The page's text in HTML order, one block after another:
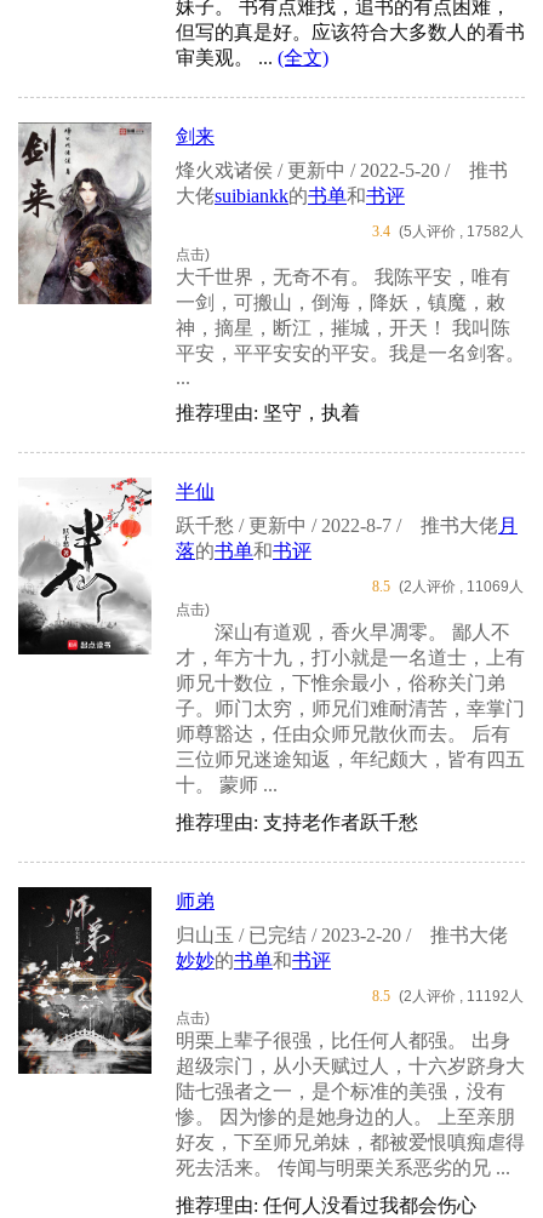
妹子。 书有点难找，追书的有点困难，
但写的真是好。应该符合大多数人的看书
审美观。 ... (全文)
剑来
烽火戏诸侯 / 更新中 / 2022-5-20 /
推书
大佬suibiankk的书单和书评
3.4 (5人评价 , 17582人
点击)
大千世界，无奇不有。 我陈平安，唯有
一剑，可搬山，倒海，降妖，镇魔，敕
神，摘星，断江，摧城，开天！ 我叫陈
平安，平平安安的平安。我是一名剑客。
...
推荐理由: 坚守，执着
半仙
跃千愁 / 更新中 / 2022-8-7 /
推书大佬月
落的书单和书评
8.5 (2人评价 , 11069人
点击)
深山有道观，香火早凋零。 鄙人不
才，年方十九，打小就是一名道士，上有
师兄十数位，下惟余最小，俗称关门弟
子。师门太穷，师兄们难耐清苦，幸掌门
师尊豁达，任由众师兄散伙而去。 后有
三位师兄迷途知返，年纪颇大，皆有四五
十。 蒙师 ...
推荐理由: 支持老作者跃千愁
师弟
归山玉 / 已完结 / 2023-2-20 /
推书大佬
妙妙的书单和书评
8.5 (2人评价 , 11192人
点击)
明栗上辈子很强，比任何人都强。 出身
超级宗门，从小天赋过人，十六岁跻身大
陆七强者之一，是个标准的美强，没有
惨。 因为惨的是她身边的人。 上至亲朋
好友，下至师兄弟妹，都被爱恨嗔痴虐得
死去活来。 传闻与明栗关系恶劣的兄 ...
推荐理由: 任何人没看过我都会伤心